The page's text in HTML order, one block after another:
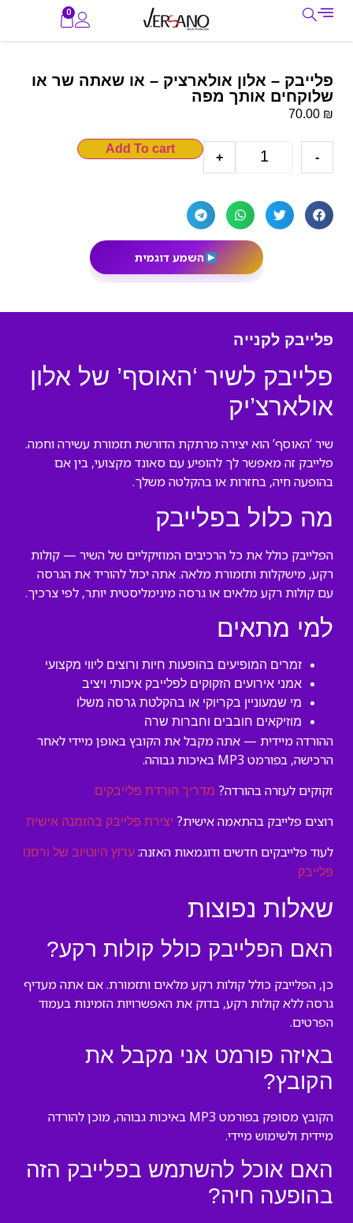
0
פלייבק – אלון אולארציק – או שאתה שר או
שלוקחים אותך מפה
70.00 ₪
-
+
Add To cart
השמע דוגמית
פלייבק לקנייה
פלייבק לשיר ‘האוסף’ של אלון
אולארצ’יק
שיר ‘האוסף’ הוא יצירה מרתקת הדורשת תזמורת עשירה וחמה.
פלייבק זה מאפשר לך להופיע עם סאונד מקצועי, בין אם
בהופעה חיה, בחזרות או בהקלטה משלך.
מה כלול בפלייבק
הפלייבק כולל את כל הרכיבים המוזיקליים של השיר — קולות
רקע, מישקלות ותזמורת מלאה. אתה יכול להוריד את הגרסה
עם קולות רקע מלאים או גרסה מינימליסטית יותר, לפי צרכיך.
למי מתאים
זמרים המופיעים בהופעות חיות ורוצים ליווי מקצועי
אמני אירועים הזקוקים לפלייבק איכותי ויציב
מי שמעוניין בקריוקי או בהקלטת גרסה משלו
מוזיקאים חובבים וחברות שרה
ההורדה מיידית — אתה מקבל את הקובץ באופן מיידי לאחר
הרכישה, בפורמט MP3 באיכות גבוהה.
זקוקים לעזרה בהורדה? מדריך הורדת פלייבקים
רוצים פלייבק בהתאמה אישית? יצירת פלייבק בהזמנה אישית
לעוד פלייבקים חדשים ודוגמאות האזנה: ערוץ היוטיוב של ורסנו
פלייבק
שאלות נפוצות
האם הפלייבק כולל קולות רקע?
כן, הפלייבק כולל קולות רקע מלאים ותזמורת. אם אתה מעדיף
גרסה ללא קולות רקע, בדוק את האפשרויות הזמינות בעמוד
הפרטים.
באיזה פורמט אני מקבל את
הקובץ?
הקובץ מסופק בפורמט MP3 באיכות גבוהה, מוכן להורדה
מיידית ולשימוש מיידי.
האם אוכל להשתמש בפלייבק הזה
בהופעה חיה?